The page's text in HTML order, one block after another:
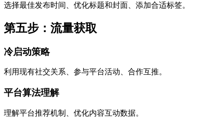
选择最佳发布时间、优化标题和封面、添加合适标签。
第五步：流量获取
冷启动策略
利用现有社交关系、参与平台活动、合作互推。
平台算法理解
理解平台推荐机制、优化内容互动数据。